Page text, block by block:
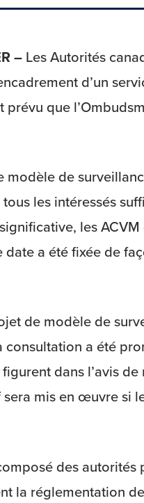
– Les Autorités
d’un
que
modèle de
tous les intéressés
les
a été fixée de
de modèle de
consultation a été
dans l’avis de
mis en œuvre si
des
la réglementation